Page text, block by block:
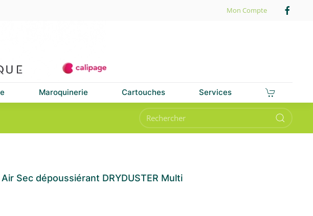
Mon Compte
Maroquinerie Cartouches Services
Sec dépoussiérant DRYDUSTER Multi